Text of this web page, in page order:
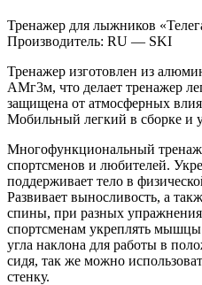
Тренажер для лыжников
Производитель: RU — SKI
Тренажер изготовлен из
АМг3м, что делает тренажер
защищена от атмосферных
Мобильный легкий в сборке и
Многофункциональный
спортсменов и любителей.
поддерживает тело в
Развивает выносливость, а
спины, при разных
спортсменам укреплять мышцы
угла наклона для работы в
сидя, так же можно
стенку.